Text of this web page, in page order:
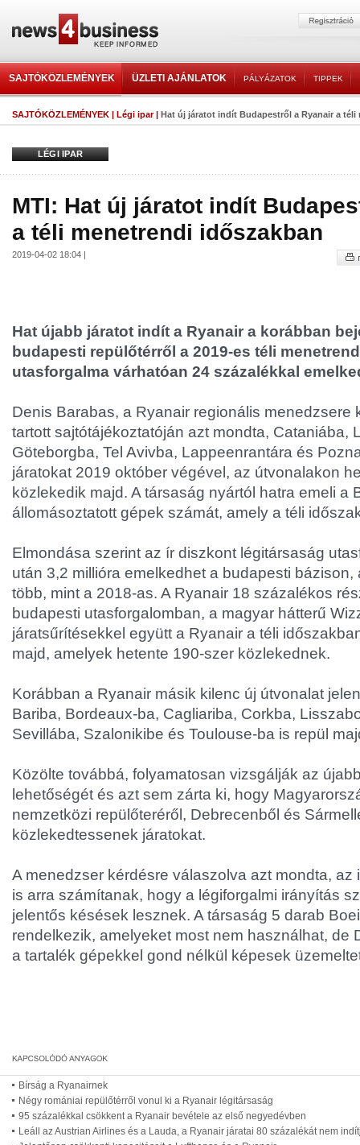
SAJTÓKÖZLEMÉNYEK ÜZLETI AJÁNLATOK PÁLYÁZATOK TIPPEK
SAJTÓKÖZLEMÉNYEK | Légi ipar| Hat új járatot indít Budapestről a Ryanair a téli
LÉGI IPAR
MTI: Hat új járatot indít
a téli menetrendi időszakban
2019-04-02 18:04 |
Hat újabb járatot indít a Ryanair a korábban
budapesti repülőtérről a 2019-es téli
utasforgalma várhatóan 24 százalékkal
Denis Barabas, a Ryanair regionális menedzsere
tartott sajtótájékoztatóján azt mondta, Cataniába,
Göteborgba, Tel Avivba, Lappeenrantára és
járatokat 2019 október végével, az útvonalakon
közlekedik majd. A társaság nyártól hatra emeli a
állomásoztatott gépek számát, amely a téli
Elmondása szerint az ír diszkont légitársaság
után 3,2 millióra emelkedhet a budapesti
több, mint a 2018-as. A Ryanair 18 százalékos
budapesti utasforgalomban, a magyar hátterű
járatsűrítésekkel együtt a Ryanair a téli
majd, amelyek hetente 190-szer közlekednek.
Korábban a Ryanair másik kilenc új útvonalat
Bariba, Bordeaux-ba, Cagliariba, Corkba,
Sevillába, Szalonikibe és Toulouse-ba is repül
Közölte továbbá, folyamatosan vizsgálják az
lehetőségét és azt sem zárta ki, hogy
nemzetközi repülőteréről, Debrecenből és
közlekedtessenek járatokat.
A menedzser kérdésre válaszolva azt mondta, az
is arra számítanak, hogy a légiforgalmi irányítás
jelentős késések lesznek. A társaság 5 darab
rendelkezik, amelyeket most nem használhat, de
a tartalék gépekkel gond nélkül képesek
Bírság a Ryanairnek
Négy romániai repülőtérről vonul ki a Ryanair légitársaság
95 százalékkal csökkent a Ryanair bevétele az első negyedévben
Leáll az Austrian Airlines és a Lauda, a Ryanair járatai 80 százalékát nem